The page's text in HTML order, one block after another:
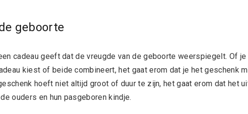
geboorte
cadeau geeft dat de vreugde van de geboorte weerspiegelt. Of je
kiest of beide combineert, het gaat erom dat je het geschenk
hoeft niet altijd groot of duur te zijn, het gaat erom dat het
ouders en hun pasgeboren kindje.